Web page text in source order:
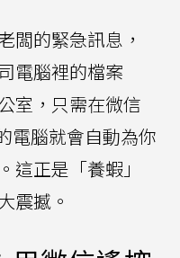
闆的緊急訊息，
電腦裡的檔案
室，只需在微信
電腦就會自動為你
這正是「養蝦」
震撼。